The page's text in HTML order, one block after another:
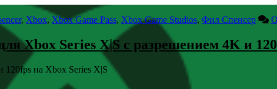
, Xbox, Xbox Game Pass, Xbox Game Studios, Фил Спенсер
Xbox Series X|S с разрешением 4K и
120fps на Xbox Series X|S